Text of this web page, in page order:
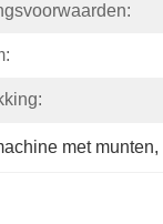
met munten,